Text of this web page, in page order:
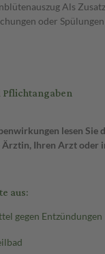
Als
oder
lesen Sie
Ärztin, Ihren Arzt oder
aus:
gegen Entzündungen